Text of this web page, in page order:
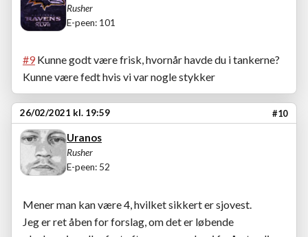
Rusher
E-peen: 101
#9 Kunne godt være frisk, hvornår havde du i tankerne?
Kunne være fedt hvis vi var nogle stykker
26/02/2021 kl. 19:59 #10
Uranos
Rusher
E-peen: 52
Mener man kan være 4, hvilket sikkert er sjovest.
Jeg er ret åben for forslag, om det er løbende